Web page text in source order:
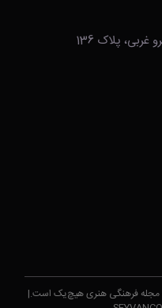
پلاک 136
مجله فرهنگی هنری هیچ‌یک است.|